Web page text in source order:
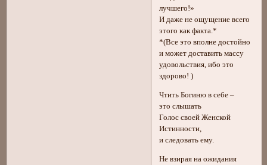
лучшего!»
И даже не ощущение всего
этого как факта.*
*(Все это вполне достойно
и может доставить массу
удовольствия, ибо это
здорово! )
Чтить Богиню в себе –
это слышать
Голос своей Женской
Истинности,
и следовать ему.
Не взирая на ожидания